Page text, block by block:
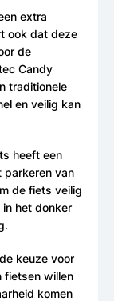
extra
ook dat deze
de
Candy
traditionele
en veilig kan
heeft een
parkeren van
de fiets veilig
het donker
keuze voor
fietsen willen
komen